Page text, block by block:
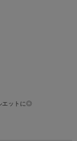
エットに◎